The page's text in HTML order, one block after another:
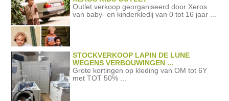
Outlet verkoop georganiseerd door Xeros
van baby- en kinderkledij van 0 tot 16 jaar ...
STOCKVERKOOP LAPIN DE LUNE
WEGENS VERBOUWINGEN ...
Grote kortingen op kleding van OM tot 6Y
met TOT 50% ...